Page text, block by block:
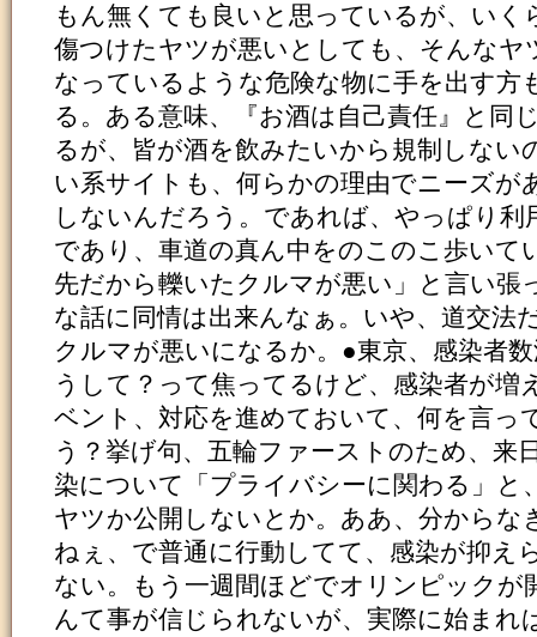
もん無くても良いと思っているが、いく
傷つけたヤツが悪いとしても、そんなヤ
なっているような危険な物に手を出す方
る。ある意味、『お酒は自己責任』と同
るが、皆が酒を飲みたいから規制しない
い系サイトも、何らかの理由でニーズが
しないんだろう。であれば、やっぱり利
であり、車道の真ん中をのこのこ歩いて
先だから轢いたクルマが悪い」と言い張
な話に同情は出来んなぁ。いや、道交法
クルマが悪いになるか。●東京、感染者
うして？って焦ってるけど、感染者が増
ベント、対応を進めておいて、何を言っ
う？挙げ句、五輪ファーストのため、来
染について「プライバシーに関わる」と
ヤツか公開しないとか。ああ、分からな
ねぇ、で普通に行動してて、感染が抑え
ない。もう一週間ほどでオリンピックが
んて事が信じられないが、実際に始まれ